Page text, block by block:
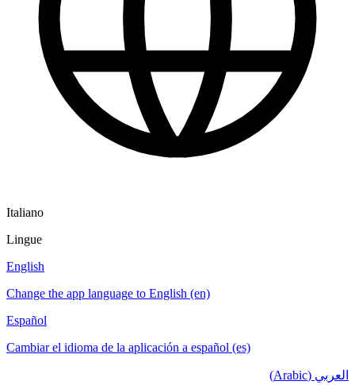
Italiano
Lingue
English
Change the app language to English (en)
Español
Cambiar el idioma de la aplicación a español (es)
العربي (Arabic)